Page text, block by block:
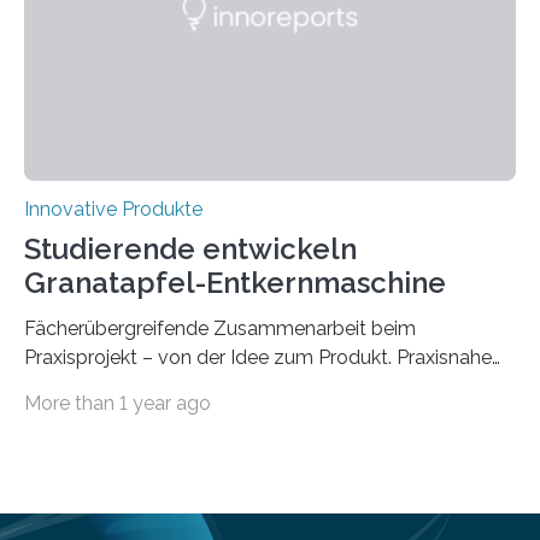
Lösung, die Millionen Menschen, die auf Gehhilfen
Innovative Produkte
Studierende entwickeln
Granatapfel-Entkernmaschine
Fächerübergreifende Zusammenarbeit beim
Praxisprojekt – von der Idee zum Produkt. Praxisnahe
zwischen Idee und fertigem Produkt liegen, haben
Schweinfurt (THWS) in einem fächerübergreifenden
More than 1 year ago